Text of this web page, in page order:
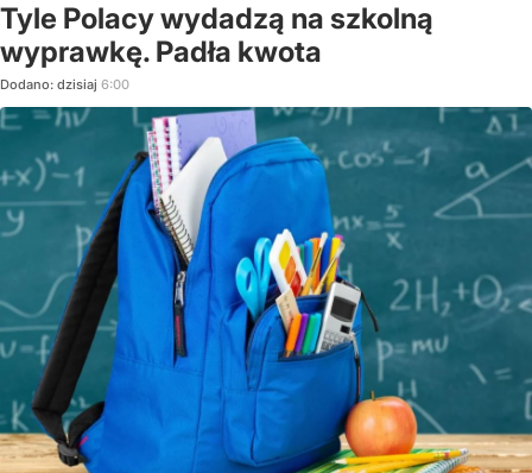
Tyle Polacy wydadzą na szkolną
wyprawkę. Padła kwota
Dodano: dzisiaj 6:00